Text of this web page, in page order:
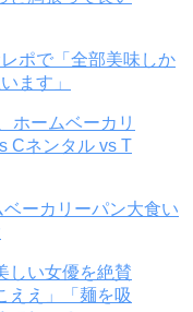
ポで「全部美味しか
ます」
ーカリーパン大食い